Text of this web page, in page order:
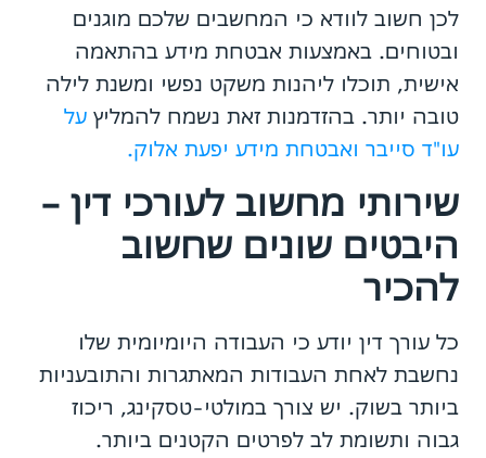
לכן חשוב לוודא כי המחשבים שלכם מוגנים
ובטוחים. באמצעות אבטחת מידע בהתאמה
אישית, תוכלו ליהנות משקט נפשי ומשנת לילה
טובה יותר. בהזדמנות זאת נשמח להמליץ על
עו"ד סייבר ואבטחת מידע יפעת אלוק.
שירותי מחשוב לעורכי דין –
היבטים שונים שחשוב
להכיר
כל עורך דין יודע כי העבודה היומיומית שלו
נחשבת לאחת העבודות המאתגרות והתובעניות
ביותר בשוק. יש צורך במולטי-טסקינג, ריכוז
גבוה ותשומת לב לפרטים הקטנים ביותר.